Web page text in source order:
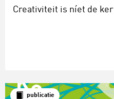
Creativiteit is níet de
publicatie